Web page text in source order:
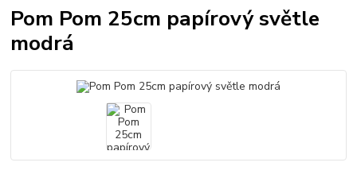
Pom Pom 25cm papírový světle
modrá